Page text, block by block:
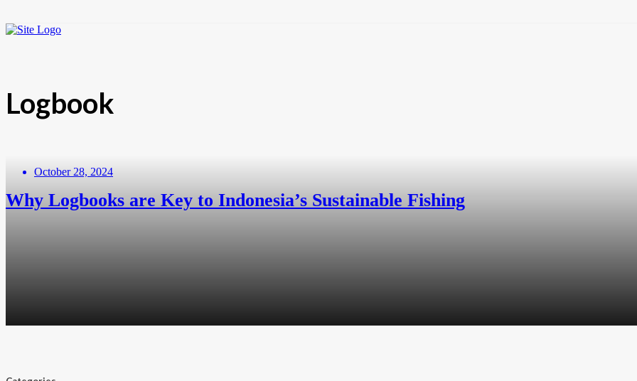
Logbook
October 28, 2024
Why Logbooks are Key to Indonesia’s Sustainable Fishing